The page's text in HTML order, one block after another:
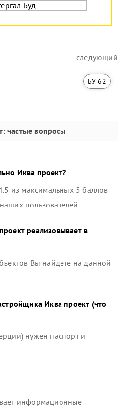
Буд
следующий
БУ 62
: частые вопросы
Иква проект?
из максимальных 5 баллов
пользователей.
реализовывает в
Вы найдете на данной
Иква проект (что
нужен паспорт и
информационные